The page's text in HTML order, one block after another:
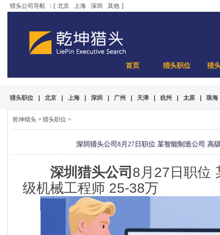
猎头公司导航 ：[ 北京 上海 深圳 其他 ]
首页 猎头职位 猎
猎头职位 北京 上海 深圳 广州 天津 杭州 太原 珠海
乾坤猎头 > 猎头职位 >
深圳猎头公司8月27日职位 某智能制造公司 高
深圳猎头公司 8月27日职位
级机械工程师 25-38万